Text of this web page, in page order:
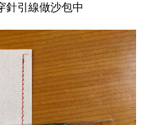
針引線做沙包中